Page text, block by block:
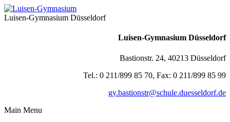
Luisen-Gymnasium Düsseldorf
Luisen-Gymnasium Düsseldorf
Bastionstr. 24, 40213 Düsseldorf
Tel.: 0 211/899 85 70, Fax: 0 211/899 85 99
gy.bastionstr@schule.duesseldorf.de
Main Menu